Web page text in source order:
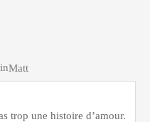
Matt
trop une histoire d’amour.